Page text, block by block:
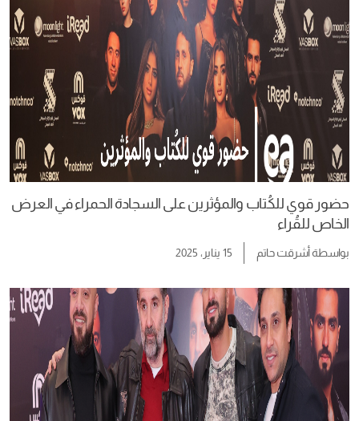
حضور قوي للكُتاب والمؤثرين على السجادة الحمراء في العرض
الخاص للقُراء
بواسطةأشرقت حاتم 15 يناير، 2025